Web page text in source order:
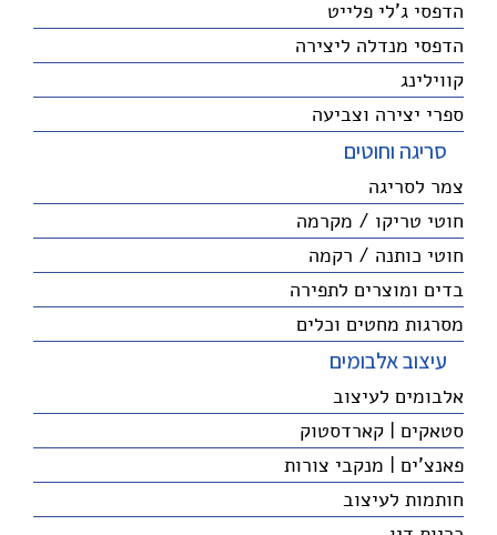
הדפסי ג'לי פלייט
הדפסי מנדלה ליצירה
קווילינג
ספרי יצירה וצביעה
סריגה וחוטים
צמר לסריגה
חוטי טריקו / מקרמה
חוטי כותנה / רקמה
בדים ומוצרים לתפירה
מסרגות מחטים וכלים
עיצוב אלבומים
אלבומים לעיצוב
סטאקים | קארדסטוק
פאנצ'ים | מנקבי צורות
חותמות לעיצוב